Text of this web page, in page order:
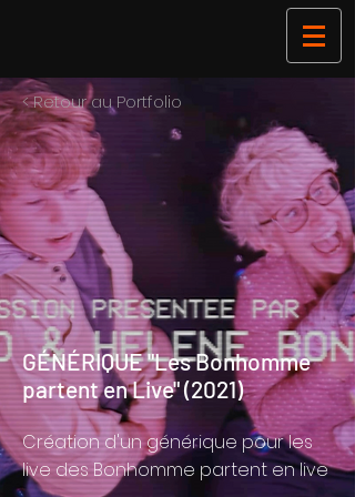
< Retour au Portfolio
GÉNÉRIQUE "Les Bonhomme
partent en Live" (2021)
Création d'un générique pour les
live des Bonhomme partent en live